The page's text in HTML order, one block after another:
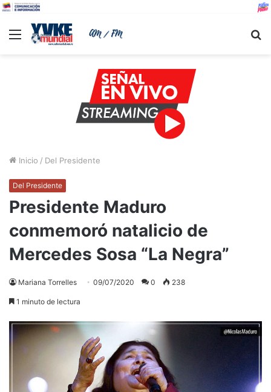
Menu
Inicio / Del Presidente
Del Presidente
Presidente Maduro
conmemoró natalicio de
Mercedes Sosa “La Negra”
Mariana Torrelles 09/07/2020 0 238
1 minuto de lectura